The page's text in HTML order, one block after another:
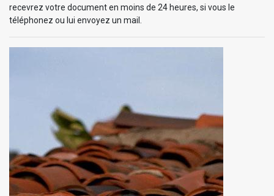
recevrez votre document en moins de 24 heures, si vous le
téléphonez ou lui envoyez un mail.